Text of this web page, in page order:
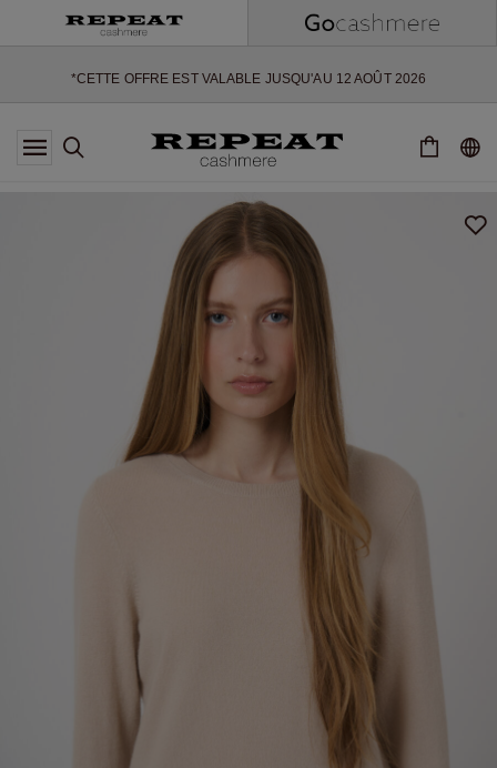
*CETTE OFFRE EST VALABLE JUSQU'AU 12 AOÛT 2026
*NON VALABLE SUR LIMITED EDITION
*EXCEPTIONS PEUVENT S'APPLIQUER
NOUVEAUX STYLES DOUX ET NOUVELLES COULEURS POUR LA
SAISON À VENIR
EXTRA 10% OFF SALE